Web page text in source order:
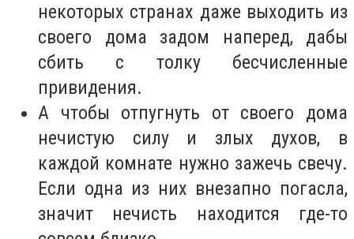
некоторых странах даже выходить из
своего дома задом наперед, дабы
сбить с толку бесчисленные
привидения.
А чтобы отпугнуть от своего дома
нечистую силу и злых духов, в
каждой комнате нужно зажечь свечу.
Если одна из них внезапно погасла,
значит нечисть находится где-то